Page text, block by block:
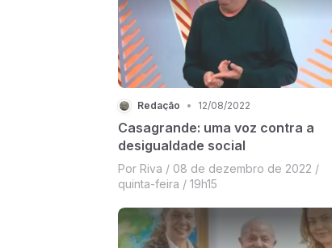
Redação • 12/08/2022
Casagrande: uma voz contra a
desigualdade social
Por Riva / 08 de dezembro de 2022 /
quinta-feira / 19h15